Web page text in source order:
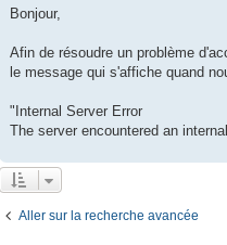
Bonjour,
Afin de résoudre un problème
le message qui s'affiche quand
"Internal Server Error
The server encountered an
Aller sur la recherche avancée